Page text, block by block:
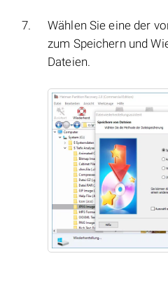
Wählen Sie eine der
zum Speichern und
Dateien.